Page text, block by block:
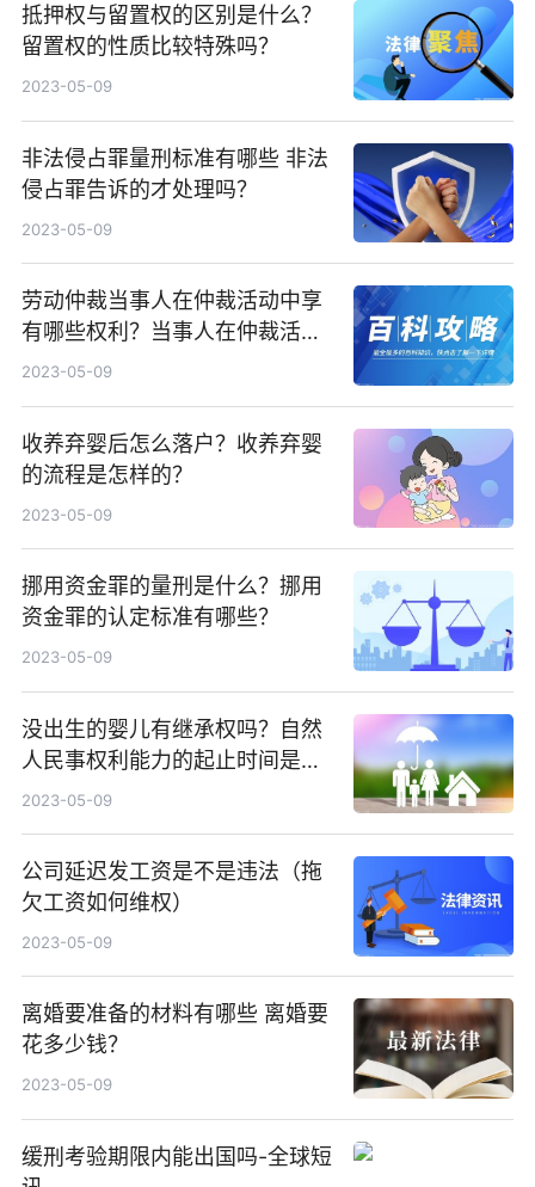
抵押权与留置权的区别是什么？
留置权的性质比较特殊吗？
2023-05-09
非法侵占罪量刑标准有哪些 非法
侵占罪告诉的才处理吗？
2023-05-09
劳动仲裁当事人在仲裁活动中享
有哪些权利？当事人在仲裁活动
中履行哪些义务？
2023-05-09
收养弃婴后怎么落户？收养弃婴
的流程是怎样的？
2023-05-09
挪用资金罪的量刑是什么？挪用
资金罪的认定标准有哪些？
2023-05-09
没出生的婴儿有继承权吗？自然
人民事权利能力的起止时间是什
么时候？
2023-05-09
公司延迟发工资是不是违法（拖
欠工资如何维权）
2023-05-09
离婚要准备的材料有哪些 离婚要
花多少钱？
2023-05-09
缓刑考验期限内能出国吗-全球短